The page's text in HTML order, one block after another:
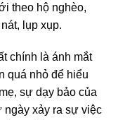
theo hộ nghèo,
lụp xụp.
chính là ánh mắt
quá nhỏ để hiểu
sự dạy bảo của
ngày xảy ra sự việc